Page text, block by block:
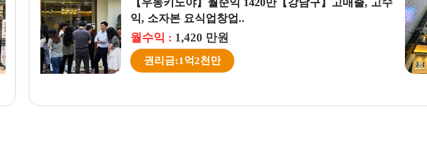
매장창업/초보창업/여성..
월수익 :1,323 만원
권리금:1억6천만
과 상품성 인증완료된 아..
월수익 :1,250 만원
창업비용:1억3천5백만